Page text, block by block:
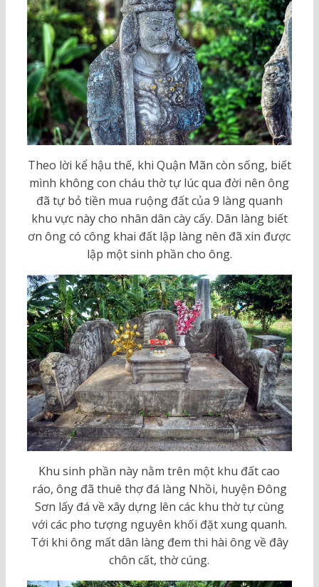
Theo lời kể hậu thế, khi Quận Mãn còn sống, biết
mình không con cháu thờ tự lúc qua đời nên ông
đã tự bỏ tiền mua ruộng đất của 9 làng quanh
khu vực này cho nhân dân cày cấy. Dân làng biết
ơn ông có công khai đất lập làng nên đã xin được
lập một sinh phần cho ông.
Khu sinh phần này nằm trên một khu đất cao
ráo, ông đã thuê thợ đá làng Nhồi, huyện Đông
Sơn lấy đá về xây dựng lên các khu thờ tự cùng
với các pho tượng nguyên khối đặt xung quanh.
Tới khi ông mất dân làng đem thi hài ông về đây
chôn cất, thờ cúng.